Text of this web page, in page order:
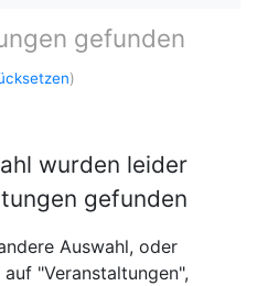
gefunden
)
wurden leider
gefunden
Auswahl, oder
"Veranstaltungen",